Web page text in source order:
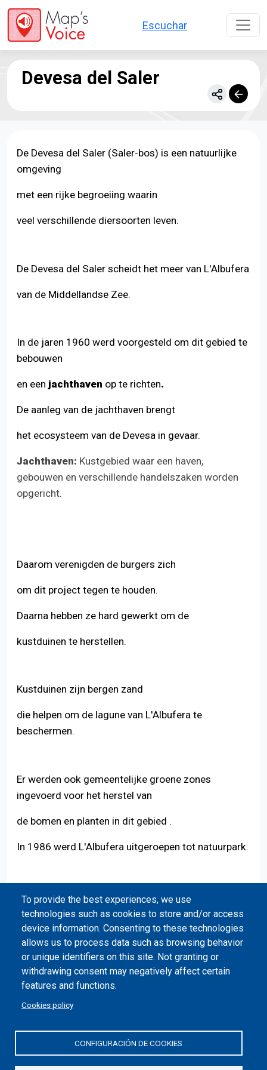
Overslaan en naar de inhoud gaan
Escuchar
Devesa del Saler
De Devesa del Saler (Saler-bos) is een natuurlijke
omgeving
met een rijke begroeiing waarin
veel verschillende diersoorten leven.
De Devesa del Saler scheidt het meer van L'Albufera
van de Middellandse Zee.
In de jaren 1960 werd voorgesteld om dit gebied te
bebouwen
en een jachthaven op te richten.
De aanleg van de jachthaven brengt
het ecosysteem van de Devesa in gevaar.
Jachthaven: Kustgebied waar een haven,
gebouwen en verschillende handelszaken worden
opgericht.
Daarom verenigden de burgers zich
om dit project tegen te houden.
Daarna hebben ze hard gewerkt om de
kustduinen te herstellen.
Kustduinen zijn bergen zand
die helpen om de lagune van L'Albufera te
beschermen.
Er werden ook gemeentelijke groene zones
ingevoerd voor het herstel van
de bomen en planten in dit gebied .
In 1986 werd L'Albufera uitgeroepen tot natuurpark.
Terug naar de inhoudsopgave
To provide the best experiences, we use
technologies such as cookies to store and/or access
device information. Consenting to these technologies
allows us to process data such as browsing behavior
or unique identifiers on this site. Not granting or
withdrawing consent may negatively affect certain
features and functions.
Cookies policy
CONFIGURACIÓN DE COOKIES